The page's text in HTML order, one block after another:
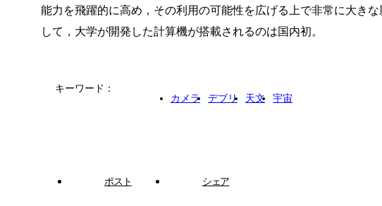
能力を飛躍的に高め，その利用の可能性を広げる上で非常に大き
して，大学が開発した計算機が搭載されるのは国内初。
キーワード：
カメラ
デブリ 天文 宇宙
ポスト シェア